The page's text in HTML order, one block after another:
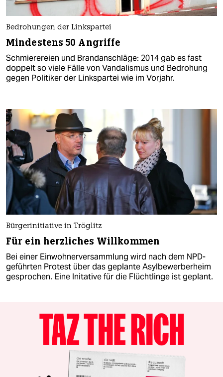
Bedrohungen der Linkspartei
Mindestens 50 Angriffe
Schmierereien und Brandanschläge: 2014 gab es fast
doppelt so viele Fälle von Vandalismus und Bedrohung
gegen Politiker der Linkspartei wie im Vorjahr.
Bürgerinitiative in Tröglitz
Für ein herzliches Willkommen
Bei einer Einwohnerversammlung wird nach dem NPD-
geführten Protest über das geplante Asylbewerberheim
gesprochen. Eine Initative für die Flüchtlinge ist geplant.